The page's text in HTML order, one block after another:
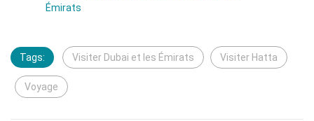
Émirats
Tags: Visiter Dubai et les Émirats Visiter Hatta
Voyage